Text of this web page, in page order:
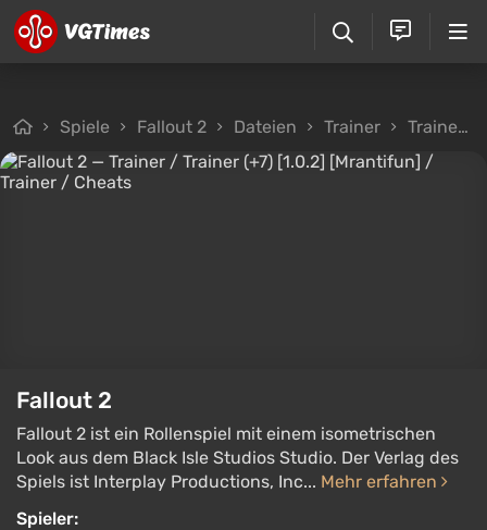
Spiele Fallout 2 Dateien Trainer Trainer / Trainer (+7) [1.0.2] [Mrantifun]
Fallout 2
Fallout 2 ist ein Rollenspiel mit einem isometrischen
Look aus dem Black Isle Studios Studio. Der Verlag des
Spiels ist Interplay Productions, Inc... Mehr erfahren
Spieler: